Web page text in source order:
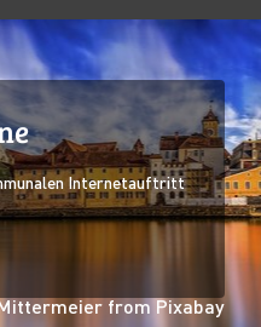
Internetauftritt
from Pixabay
Internetauftritt
Internetauftritt